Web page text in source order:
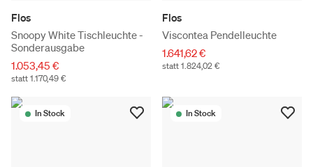
Flos
Snoopy White Tischleuchte -
Sonderausgabe
1.053,45 €
statt 1.170,49 €
Flos
Viscontea Pendelleuchte
1.641,62 €
statt 1.824,02 €
In Stock In Stock